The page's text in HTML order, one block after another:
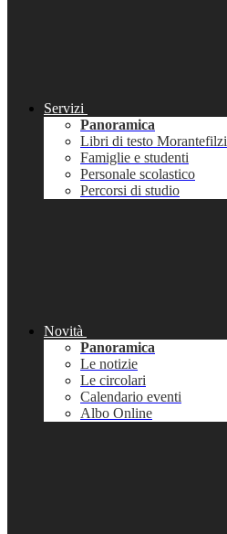
Servizi
Panoramica
Libri di testo Morantefilzi
Famiglie e studenti
Personale scolastico
Percorsi di studio
Novità
Panoramica
Le notizie
Le circolari
Calendario eventi
Albo Online